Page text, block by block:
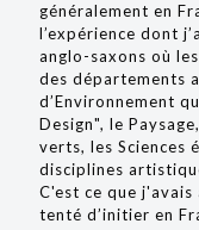
généralement en
l’expérience dont
anglo-saxons où
des départements
d’Environnement
Design", le
verts, les Sciences
disciplines
C'est ce que
tenté d’initier en